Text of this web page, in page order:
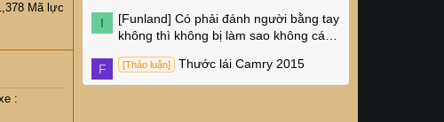
Mã lực
:
I [Funland] Có phải đánh người bằng tay
không thì không bị làm sao không các
F
[Thảo luận] Thước lái Camry 2015